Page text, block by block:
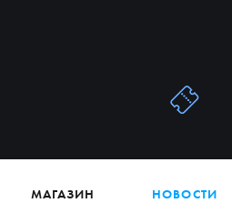
МАГАЗИН НОВОСТИ